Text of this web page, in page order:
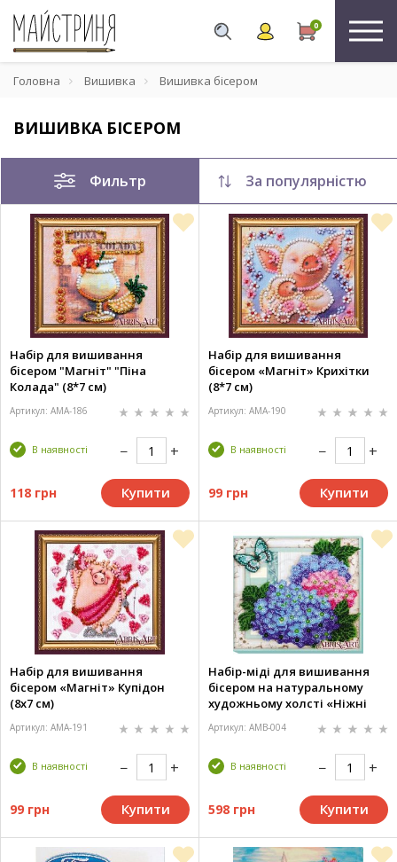
0
Головна Вишивка Вишивка бісером
ВИШИВКА БІСЕРОМ
Фильтр За популярністю
Набір для вишивання
бісером "Магніт" "Піна
Колада" (8*7 см)
Артикул: AMA-186
В наявності
118 грн Купити
Набір для вишивання
бісером «Магніт» Крихітки
(8*7 см)
Артикул: AMA-190
В наявності
99 грн Купити
Набір для вишивання
бісером «Магніт» Купідон
(8х7 см)
Артикул: AMA-191
В наявності
99 грн Купити
Набір-міді для вишивання
бісером на натуральному
художньому холсті «Ніжні
Артикул: AMB-004
В наявності
598 грн Купити